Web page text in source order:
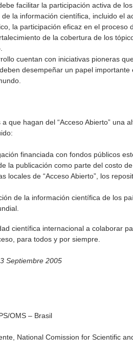
facilitar la participación activa de
la información científica, incluido el
la participación eficaz en el proceso
de la cobertura de los
cuentan con iniciativas pioneras
desempeñar un papel importante
que hagan del “Acceso Abierto” una
financiada con fondos públicos
la publicación como parte del costo
locales de “Acceso Abierto”, los
de la información científica de los
científica internacional a colaborar
para todos y por siempre.
Septiembre 2005
OMS – Brasil
National Comission for Scientific